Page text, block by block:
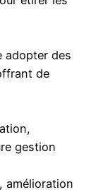
adopter des
de
gestion
amélioration